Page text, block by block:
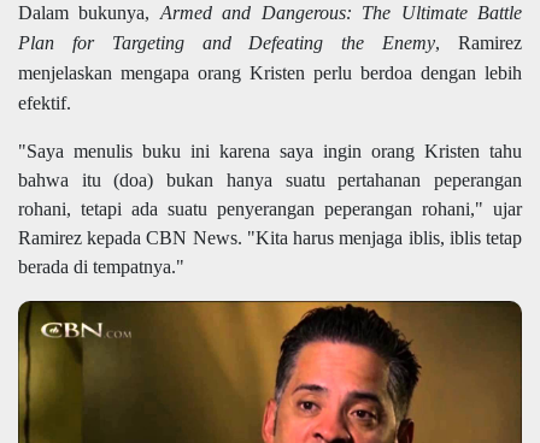
Dalam bukunya, Armed and Dangerous: The Ultimate Battle
Plan for Targeting and Defeating the Enemy, Ramirez
menjelaskan mengapa orang Kristen perlu berdoa dengan lebih
efektif.
"Saya menulis buku ini karena saya ingin orang Kristen tahu
bahwa itu (doa) bukan hanya suatu pertahananpeperangan
rohani, tetapi ada suatu penyerangan peperangan rohani," ujar
Ramirez kepada CBN News. "Kita harus menjaga iblis, iblistetap
berada di tempatnya."